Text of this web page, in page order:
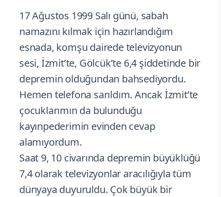
17 Ağustos 1999 Salı günü, sabah
namazını kılmak için hazırlandığım
esnada, komşu dairede televizyonun
sesi, İzmit’te, Gölcük’te 6,4 şiddetinde bir
depremin olduğundan bahsediyordu.
Hemen telefona sarıldım. Ancak İzmit’te
çocuklarımın da bulunduğu
kayınpederimin evinden cevap
alamıyordum.
Saat 9, 10 civarında depremin büyüklüğü
7,4 olarak televizyonlar aracılığıyla tüm
dünyaya duyuruldu. Çok büyük bir